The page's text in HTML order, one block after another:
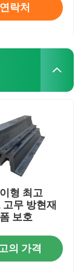
연락처
형 최고
고무 방현재
보호
의 가격